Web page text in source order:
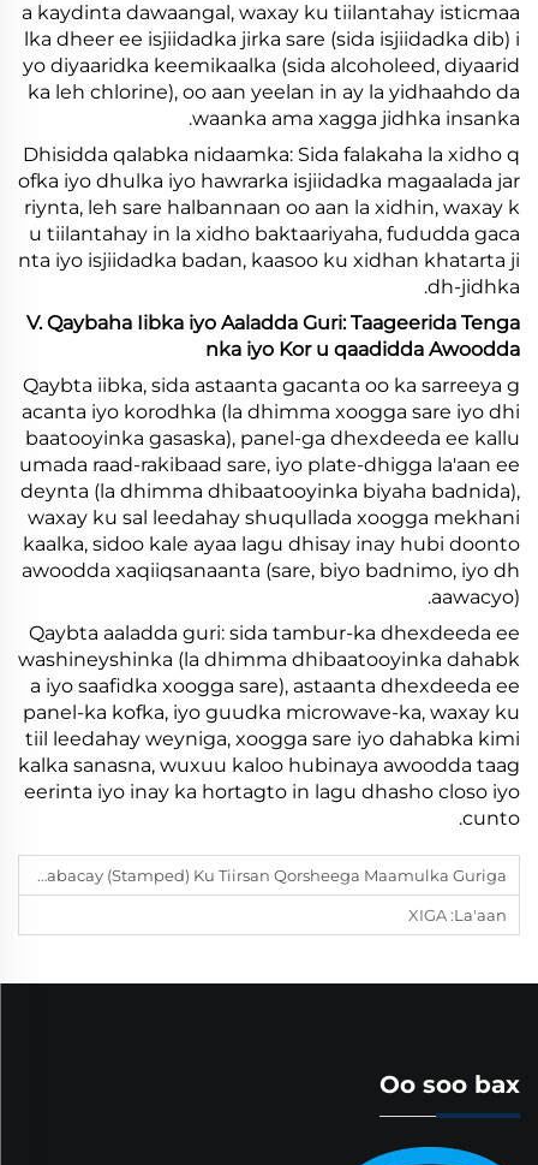
a kaydinta dawaangal, waxay ku tiilantahay isticmaa
lka dheer ee isjiidadka jirka sare (sida isjiidadka dib) i
yo diyaaridka keemikaalka (sida alcoholeed, diyaarid
ka leh chlorine), oo aan yeelan in ay la yidhaahdo da
waanka ama xagga jidhka insanka.
Dhisidda qalabka nidaamka: Sida falakaha la xidho q
ofka iyo dhulka iyo hawrarka isjiidadka magaalada jar
riynta, leh sare halbannaan oo aan la xidhin, waxay k
u tiilantahay in la xidho baktaariyaha, fududda gaca
nta iyo isjiidadka badan, kaasoo ku xidhan khatarta ji
dh-jidhka.
V. Qaybaha Iibka iyo Aaladda Guri: Taageerida Tenga
nka iyo Kor u qaadidda Awoodda
Qaybta iibka, sida astaanta gacanta oo ka sarreeya g
acanta iyo korodhka (la dhimma xoogga sare iyo dhi
baatooyinka gasaska), panel-ga dhexdeeda ee kallu
umada raad-rakibaad sare, iyo plate-dhigga la'aan ee
deynta (la dhimma dhibaatooyinka biyaha badnida),
waxay ku sal leedahay shuqullada xoogga mekhani
kaalka, sidoo kale ayaa lagu dhisay inay hubi doonto
awoodda xaqiiqsanaanta (sare, biyo badnimo, iyo dh
aawacyo).
Qaybta aaladda guri: sida tambur-ka dhexdeeda ee
washineyshinka (la dhimma dhibaatooyinka dahabk
a iyo saafidka xoogga sare), astaanta dhexdeeda ee
panel-ka kofka, iyo guudka microwave-ka, waxay ku
tiil leedahay weyniga, xoogga sare iyo dahabka kimi
kalka sanasna, wuxuu kaloo hubinaya awoodda taag
eerinta iyo inay ka hortagto in lagu dhasho closo iyo
cunto.
Waa Maxay Isticmaalka Dhulka Stainless Steel Oo Daabacay (stamped) Ku Tiirsan Qorsheega Maamulka Guriga?
XIGA :La'aan
Oo soo bax